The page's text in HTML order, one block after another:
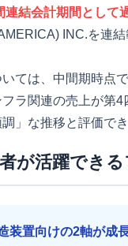
連結会計期間として
INC.を連結
ては、中間期時点
ラ関連の売上が第
」な推移と評価でき
が活躍でき
装置向けの2軸が成